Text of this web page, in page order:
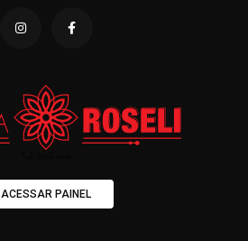
ACESSAR PAINEL